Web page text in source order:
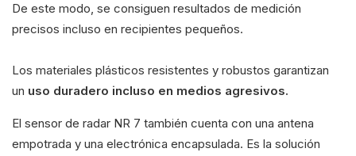
De este modo, se consiguen resultados de medición
precisos incluso en recipientes pequeños.
Los materiales plásticos resistentes y robustos garantizan
un uso duradero incluso en medios agresivos.
El sensor de radar NR 7 también cuenta con una antena
empotrada y una electrónica encapsulada. Es la solución